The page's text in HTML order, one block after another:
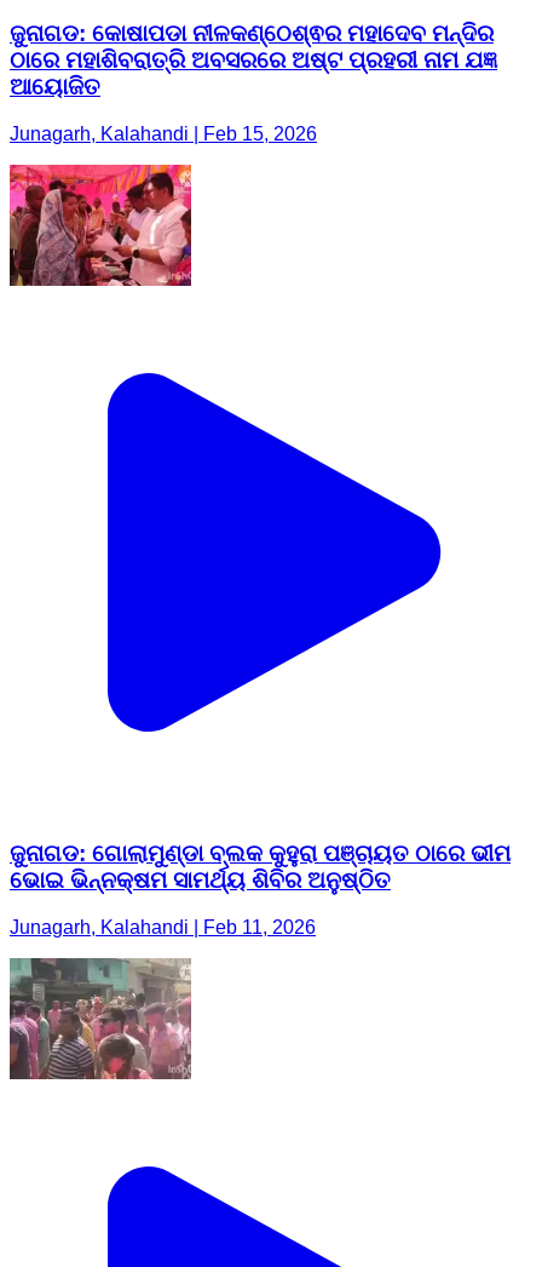
ଜୁନାଗଡ: କୋଷାପଡା ନୀଳକଣ୍ଠେଶ୍ଵର ମହାଦେବ ମନ୍ଦିର
ଠାରେ ମହାଶିବରାତ୍ରି ଅବସରରେ ଅଷ୍ଟ ପ୍ରହରୀ ନାମ ଯଜ୍ଞ
ଆୟୋଜିତ
Junagarh, Kalahandi | Feb 15, 2026
ଜୁନାଗଡ: ଗୋଲାମୁଣ୍ଡା ବ୍ଲକ କୁହୁରା ପଞ୍ଚାୟତ ଠାରେ ଭୀମ
ଭୋଇ ଭିନ୍ନକ୍ଷମ ସାମର୍ଥ୍ୟ ଶିବିର ଅନୁଷ୍ଠିତ
Junagarh, Kalahandi | Feb 11, 2026